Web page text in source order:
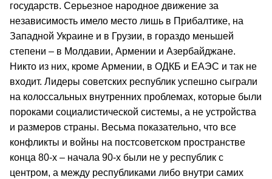
государств. Серьезное народное движение за
независимость имело место лишь в Прибалтике, на
Западной Украине и в Грузии, в гораздо меньшей
степени – в Молдавии, Армении и Азербайджане.
Никто из них, кроме Армении, в ОДКБ и ЕАЭС и так не
входит. Лидеры советских республик успешно сыграли
на колоссальных внутренних проблемах, которые были
пороками социалистической системы, а не устройства
и размеров страны. Весьма показательно, что все
конфликты и войны на постсоветском пространстве
конца 80-х – начала 90-х были не у республик с
центром, а между республиками либо внутри самих